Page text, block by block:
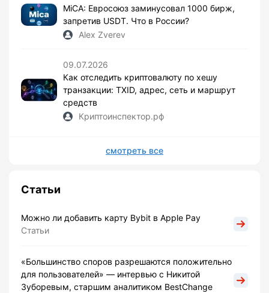
MiCA: Евросоюз заминусовал 1000 бирж,
запретив USDT. Что в России?
Alex Zverev
09.07.2026
Как отследить криптовалюту по хешу
транзакции: TXID, адрес, сеть и маршрут
средств
Криптоинспектор.рф
смотреть все
Статьи
Можно ли добавить карту Bybit в Apple Pay
Статьи
«Большинство споров разрешаются положительно
для пользователей» — интервью с Никитой
Зуборевым, старшим аналитиком BestChange